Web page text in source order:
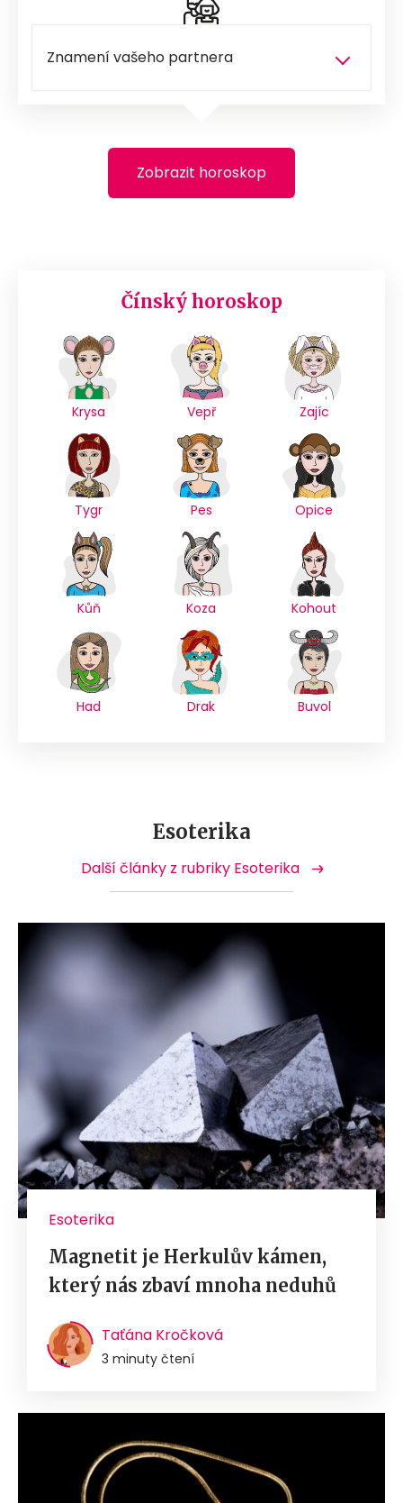
Zobrazit horoskop
Čínský horoskop
Krysa Vepř Zajíc
Tygr Pes Opice
Kůň Koza Kohout
Had Drak Buvol
Esoterika
Další články z rubriky Esoterika
Esoterika
Magnetit je Herkulův kámen,
který nás zbaví mnoha neduhů
Taťána Kročková
3 minuty čtení